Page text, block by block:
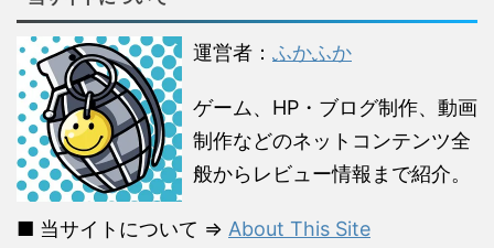
運営者： ふかふか
ゲーム、HP・ブログ制作、動画
制作などのネットコンテンツ全
般からレビュー情報まで紹介。
■ 当サイトについて ⇒ About This Site